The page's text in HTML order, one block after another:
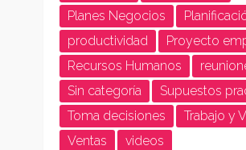
Planes Negocios
productividad
Proyecto
Recursos Humanos
Sin categoría
Supuestos
Toma decisiones
Trabajo y
Ventas
videos